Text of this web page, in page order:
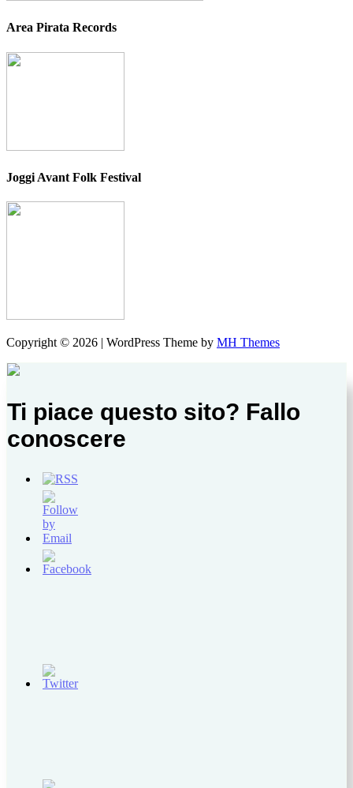
Area Pirata Records
Joggi Avant Folk Festival
Copyright © 2026 | WordPress Theme by MH Themes
Ti piace questo sito? Fallo
conoscere